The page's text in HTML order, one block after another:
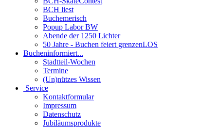
BCH liest
Buchemerisch
Popup Labor BW
Abende der 1250 Lichter
50 Jahre - Buchen feiert grenzenLOS
Bucheninformiert...
Stadtteil-Wochen
Termine
(Un)nützes Wissen
Service
Kontaktformular
Impressum
Datenschutz
Jubiläumsprodukte